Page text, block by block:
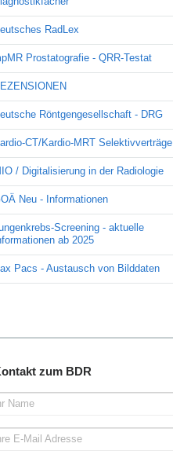
RadLex
Prostatografie - QRR-Testat
Röntgengesellschaft - DRG
CT/Kardio-MRT Selektivverträge
/ Digitalisierung in der Radiologie
Neu - Informationen
Screening - aktuelle
ab 2025
Pacs - Austausch von Bilddaten
zum BDR
Name
E-Mail Adresse